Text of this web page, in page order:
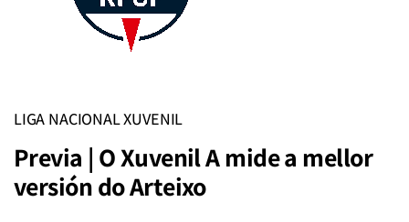
LIGA NACIONAL XUVENIL
Previa | O Xuvenil A mide a mellor
versión do Arteixo